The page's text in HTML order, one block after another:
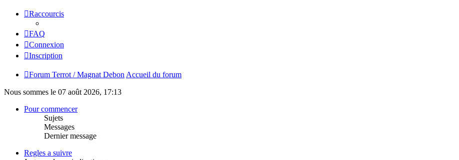
Raccourcis
FAQ
Connexion
Inscription
Forum Terrot / Magnat Debon Accueil du forum
Nous sommes le 07 août 2026, 17:13
Pour commencer
Sujets
Messages
Dernier message
Regles a suivre